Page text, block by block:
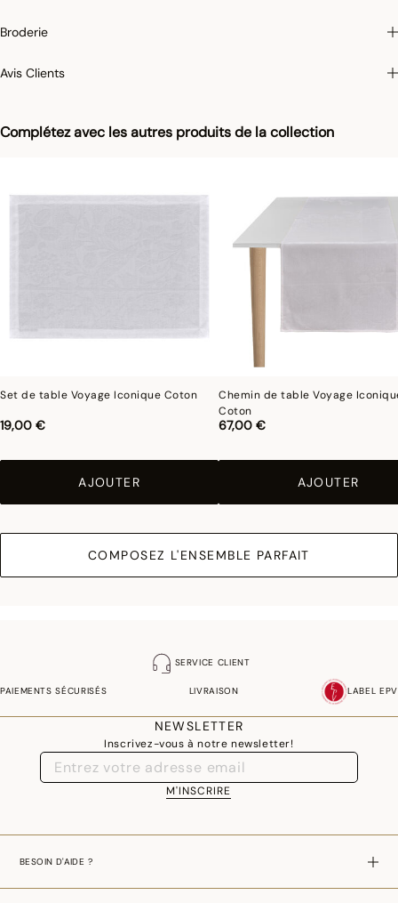
Complétez avec les autres produits de la collection
Set de table Voyage Iconique Coton
19,00 €
AJOUTER
Chemin de table Voyage
Coton
67,00 €
AJOUTER
COMPOSEZ L'ENSEMBLE PARFAIT
Broderie
Avis Clients
SERVICE CLIENT
PAIEMENTS SÉCURISÉS LIVRAISON LABEL EPV
NEWSLETTER
Inscrivez-vous à notre newsletter!
M'INSCRIRE
BESOIN D'AIDE ?